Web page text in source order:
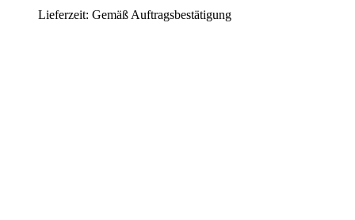
Lieferzeit: Gemäß Auftragsbestätigung